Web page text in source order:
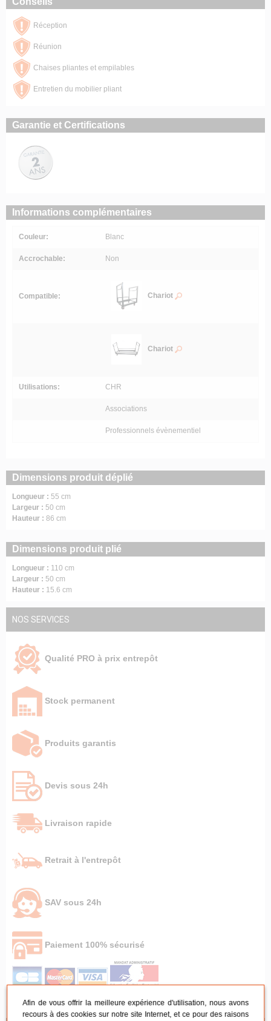
Réception
Réunion
Chaises pliantes et empilables
Entretien du mobilier pliant
Garantie et Certifications
Informations complémentaires
Couleur: Blanc
Accrochable: Non
Compatible: Chariot
Chariot
Utilisations: CHR
Associations
Professionnels évènementiel
Dimensions produit déplié
Longueur : 55 cm
Largeur : 50 cm
Hauteur : 86 cm
Dimensions produit plié
Longueur : 110 cm
Largeur : 50 cm
Hauteur : 15.6 cm
NOS SERVICES
Qualité PRO à prix entrepôt
Stock permanent
Produits garantis
Devis sous 24h
Livraison rapide
Retrait à l'entrepôt
SAV sous 24h
Paiement 100% sécurisé
Afin de vous offrir la meilleure expérience d'utilisation, nous avons
recours à des cookies sur notre site Internet, et ce pour des raisons